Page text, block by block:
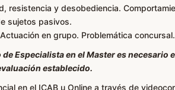
resistencia y desobediencia.
sujetos pasivos.
en grupo. Problemática concursal.
Especialista en el Master es necesario
establecido.
en el ICAB u Online a través de